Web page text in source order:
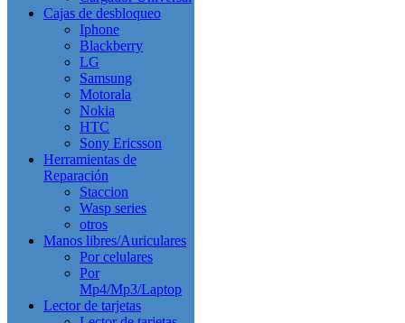
Cajas de desbloqueo
Iphone
Blackberry
LG
Samsung
Motorala
Nokia
HTC
Sony Ericsson
Herramientas de
Reparación
Staccion
Wasp series
otros
Manos libres/Auriculares
Por celulares
Por
Mp4/Mp3/Laptop
Lector de tarjetas